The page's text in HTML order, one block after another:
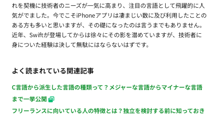
れを契機に技術者のニーズが一気に高まり、注目の言語として飛躍的に人
気がでました。今でこそiPhoneアプリは凄まじい数に及び利用したことの
ある方も多いと思いますが、その礎になったのは言うまでもありません。
近年、Swiftが登場してからは徐々にその影を潜めていますが、技術者に
身についた経験は決して無駄にはならないはずです。
よく読まれている関連記事
C言語から派生した言語の種類って？メジャーな言語からマイナーな言語
まで一挙公開
フリーランスに向いている人の特徴とは？独立を検討する前に知っておき